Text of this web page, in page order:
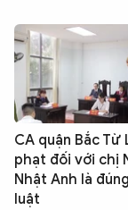
CA quận Bắc Từ
phạt đối với chị
Nhật Anh là
luật